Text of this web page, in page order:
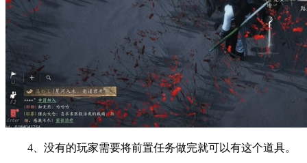
4、没有的玩家需要将前置任务做完就可以有这个道具。